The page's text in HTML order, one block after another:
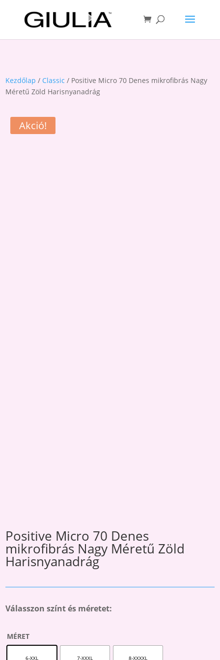
Kezdőlap / Classic / Positive Micro 70 Denes mikrofibrás Nagy
Méretű Zöld Harisnyanadrág
Akció!
Positive Micro 70 Denes
mikrofibrás Nagy Méretű Zöld
Harisnyanadrág
Válasszon színt és méretet:
MÉRET
6-XXL 7-XXXL 8-XXXXL